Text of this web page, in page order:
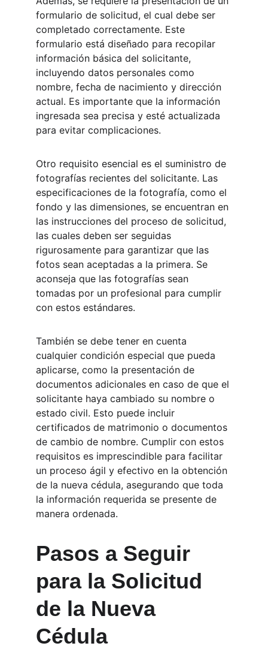
formulario de solicitud, el cual debe ser
completado correctamente. Este
formulario está diseñado para recopilar
información básica del solicitante,
incluyendo datos personales como
nombre, fecha de nacimiento y dirección
actual. Es importante que la información
ingresada sea precisa y esté actualizada
para evitar complicaciones.
Otro requisito esencial es el suministro de
fotografías recientes del solicitante. Las
especificaciones de la fotografía, como el
fondo y las dimensiones, se encuentran en
las instrucciones del proceso de solicitud,
las cuales deben ser seguidas
rigurosamente para garantizar que las
fotos sean aceptadas a la primera. Se
aconseja que las fotografías sean
tomadas por un profesional para cumplir
con estos estándares.
También se debe tener en cuenta
cualquier condición especial que pueda
aplicarse, como la presentación de
documentos adicionales en caso de que el
solicitante haya cambiado su nombre o
estado civil. Esto puede incluir
certificados de matrimonio o documentos
de cambio de nombre. Cumplir con estos
requisitos es imprescindible para facilitar
un proceso ágil y efectivo en la obtención
de la nueva cédula, asegurando que toda
la información requerida se presente de
manera ordenada.
Pasos a Seguir
para la Solicitud
de la Nueva
Cédula